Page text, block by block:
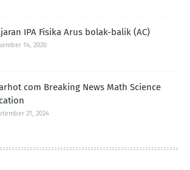
IPA Fisika Arus bolak-balik (AC)
14, 2020
com Breaking News Math Science
21, 2024